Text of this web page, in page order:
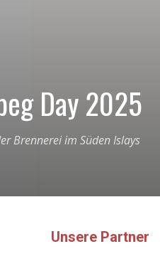
Day 2025
Brennerei im Süden Islays
Unsere Partner